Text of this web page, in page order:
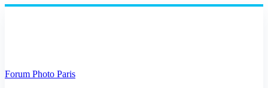
Forum Photo Paris